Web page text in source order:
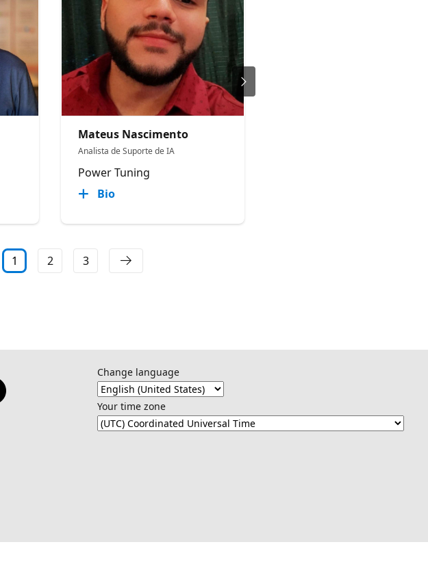
Mateus Nascimento
Analista de Suporte de IA
Power Tuning
Bio
1 2 3
Change language
Your time zone